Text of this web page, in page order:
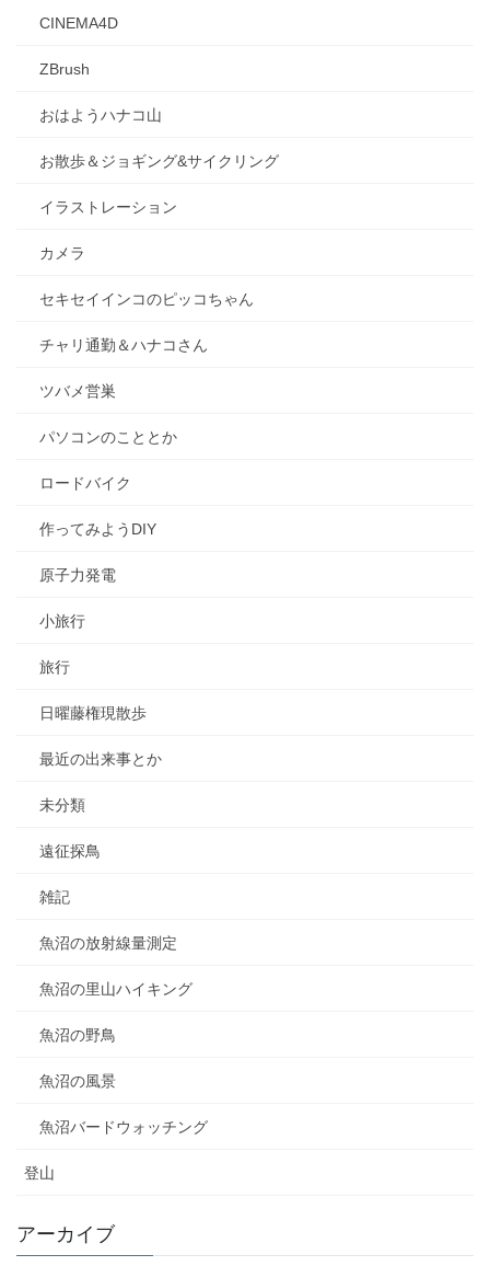
CINEMA4D
ZBrush
おはようハナコ山
お散歩＆ジョギング&サイクリング
イラストレーション
カメラ
セキセイインコのピッコちゃん
チャリ通勤＆ハナコさん
ツバメ営巣
パソコンのこととか
ロードバイク
作ってみようDIY
原子力発電
小旅行
旅行
日曜藤権現散歩
最近の出来事とか
未分類
遠征探鳥
雑記
魚沼の放射線量測定
魚沼の里山ハイキング
魚沼の野鳥
魚沼の風景
魚沼バードウォッチング
登山
アーカイブ